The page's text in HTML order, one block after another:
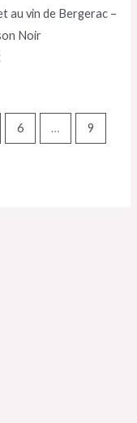
au vin de Bergerac –
Noir
6 … 9